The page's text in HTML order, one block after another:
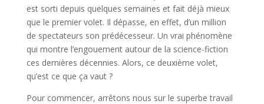
est sorti depuis quelques semaines et fait déjà mieux
que le premier volet. Il dépasse, en effet, d’un million
de spectateurs son prédécesseur. Un vrai phénomène
qui montre l’engouement autour de la science-fiction
ces dernières décennies. Alors, ce deuxième volet,
qu’est ce que ça vaut ?
Pour commencer, arrêtons nous sur le superbe travail